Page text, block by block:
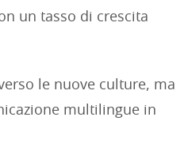
un tasso di crescita
le nuove culture, ma
multilingue in